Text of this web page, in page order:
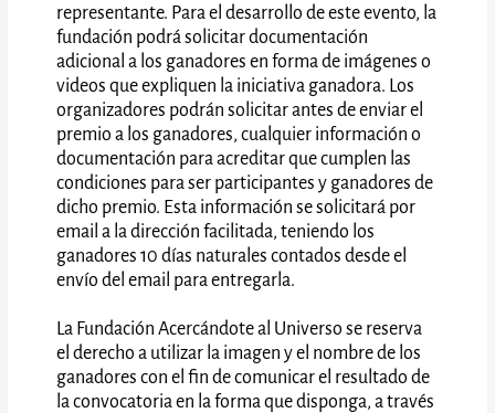
representante. Para el desarrollo de este evento, la
fundación podrá solicitar documentación
adicional a los ganadores en forma de imágenes o
videos que expliquen la iniciativa ganadora. Los
organizadores podrán solicitar antes de enviar el
premio a los ganadores, cualquier información o
documentación para acreditar que cumplen las
condiciones para ser participantes y ganadores de
dicho premio. Esta información se solicitará por
email a la dirección facilitada, teniendo los
ganadores 10 días naturales contados desde el
envío del email para entregarla.
La Fundación Acercándote al Universo se reserva
el derecho a utilizar la imagen y el nombre de los
ganadores con el fin de comunicar el resultado de
la convocatoria en la forma que disponga, a través